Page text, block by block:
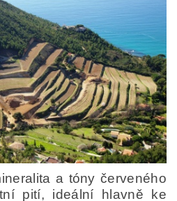
a tóny červeného
pití, ideální hlavně ke